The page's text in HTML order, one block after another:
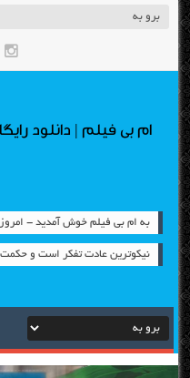
ام بی فیلم | دانلود
به ام بی فیلم خوش آمدید - امروز : شنبه ۱۷
نیکوترین عادت تفکر است و حکمت